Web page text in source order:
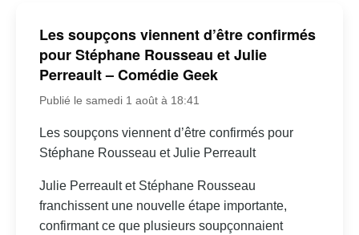
Les soupçons viennent d’être confirmés
pour Stéphane Rousseau et Julie
Perreault – Comédie Geek
Publié le samedi 1 août à 18:41
Les soupçons viennent d’être confirmés pour
Stéphane Rousseau et Julie Perreault
Julie Perreault et Stéphane Rousseau
franchissent une nouvelle étape importante,
confirmant ce que plusieurs soupçonnaient